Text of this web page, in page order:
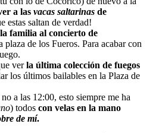
a las vacas saltarinas de
estas saltan de verdad!
familia al concierto de
plaza de los Fueros. Para acabar con
verla última colección de fuegos
los últimos bailables en la Plaza de
a las 12:00, esto siempre me ha
) todos con velas en la mano
de mí.